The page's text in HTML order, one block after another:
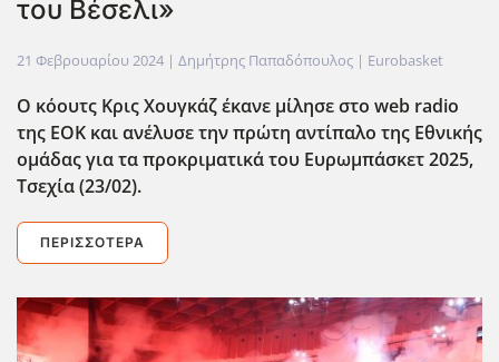
του Βέσελι»
21 Φεβρουαρίου 2024 | Δημήτρης Παπαδόπουλος | Eurobasket
Ο κόουτς Κρις Χουγκάζ έκανε μίλησε στο web radio
της ΕΟΚ και ανέλυσε την πρώτη αντίπαλο της Εθνικής
ομάδας για τα προκριματικά του Ευρωμπάσκετ 2025,
Τσεχία (23/02).
ΠΕΡΙΣΣΌΤΕΡΑ